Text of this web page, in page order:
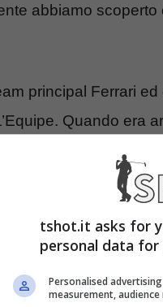
abbiamo
principal Ferrari
Quando era
tutto,
magia e si era
voci che la
Schumi fece inserire
il team principal,
tshot.it asks for
personal data
Personalised
measurement,